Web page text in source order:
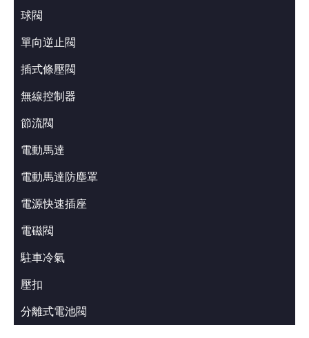
球閥
單向逆止閥
插式條壓閥
無線控制器
節流閥
電動馬達
電動馬達防塵罩
電源快速插座
電磁閥
駐車冷氣
壓扣
分離式電池閥